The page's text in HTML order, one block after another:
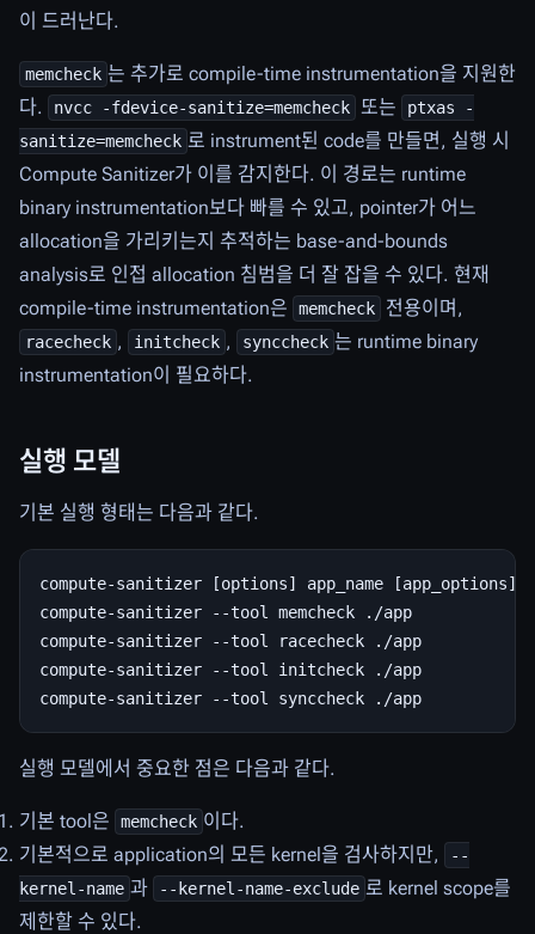
이 드러난다.
memcheck 는 추가로 compile-time instrumentation을 지원한
다.
nvcc -fdevice-sanitize=memcheck 또는
ptxas -
sanitize=memcheck 로 instrument된 code를 만들면, 실행 시
Compute Sanitizer가 이를 감지한다. 이 경로는 runtime
binary instrumentation보다 빠를 수 있고, pointer가 어느
allocation을 가리키는지 추적하는 base-and-bounds
analysis로 인접 allocation 침범을 더 잘 잡을 수 있다. 현재
compile-time instrumentation은
memcheck 전용이며,
racecheck , initcheck , synccheck 는 runtime binary
instrumentation이 필요하다.
실행 모델
기본 실행 형태는 다음과 같다.
compute-sanitizer [options] app_name [app_options]
compute-sanitizer --tool memcheck ./app
compute-sanitizer --tool racecheck ./app
compute-sanitizer --tool initcheck ./app
실행 모델에서 중요한 점은 다음과 같다.
기본 tool은 memcheck 이다.
기본적으로 application의 모든 kernel을 검사하지만,
--
kernel-name 과 --kernel-name-exclude 로 kernel scope를
제한할 수 있다.